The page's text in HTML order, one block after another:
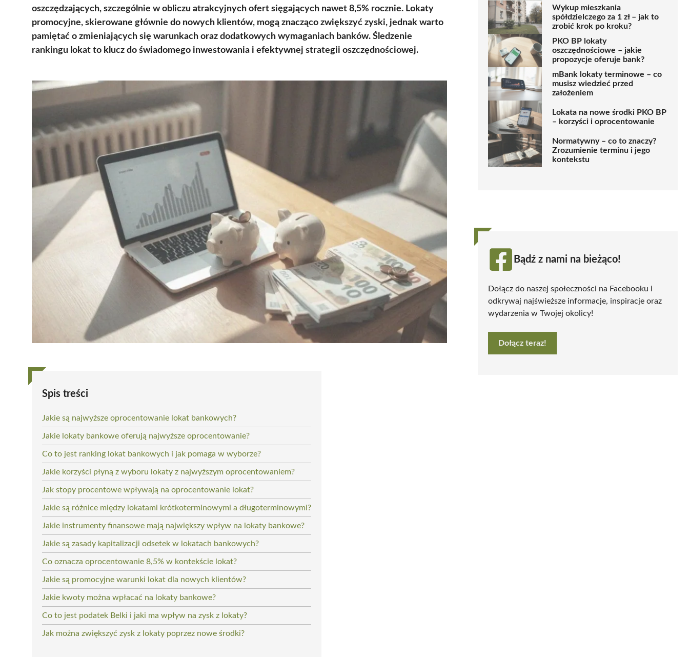
oszczędzających, szczególnie w obliczu atrakcyjnych ofert sięgających nawet 8,5% rocznie. Lokaty
promocyjne, skierowane głównie do nowych klientów, mogą znacząco zwiększyć zyski, jednak warto
pamiętać o zmieniających się warunkach oraz dodatkowych wymaganiach banków. Śledzenie
rankingu lokat to klucz do świadomego inwestowania i efektywnej strategii oszczędnościowej.
Spis treści
Jakie są najwyższe oprocentowanie lokat bankowych?
Jakie lokaty bankowe oferują najwyższe oprocentowanie?
Co to jest ranking lokat bankowych i jak pomaga w wyborze?
Jakie korzyści płyną z wyboru lokaty z najwyższym oprocentowaniem?
Jak stopy procentowe wpływają na oprocentowanie lokat?
Jakie są różnice między lokatami krótkoterminowymi a długoterminowymi?
Jakie instrumenty finansowe mają największy wpływ na lokaty bankowe?
Jakie są zasady kapitalizacji odsetek w lokatach bankowych?
Co oznacza oprocentowanie 8,5% w kontekście lokat?
Jakie są promocyjne warunki lokat dla nowych klientów?
Jakie kwoty można wpłacać na lokaty bankowe?
Co to jest podatek Belki i jaki ma wpływ na zysk z lokaty?
Jak można zwiększyć zysk z lokaty poprzez nowe środki?
Wykup mieszkania
spółdzielczego za 1 zł – jak to
zrobić krok po kroku?
PKO BP lokaty
oszczędnościowe – jakie
propozycje oferuje bank?
mBank lokaty terminowe – co
musisz wiedzieć przed
założeniem
Lokata na nowe środki PKO BP
– korzyści i oprocentowanie
Normatywny – co to znaczy?
Zrozumienie terminu i jego
kontekstu
Bądź z nami na bieżąco!
Dołącz do naszej społeczności na Facebooku i
odkrywaj najświeższe informacje, inspiracje oraz
wydarzenia w Twojej okolicy!
Dołącz teraz!